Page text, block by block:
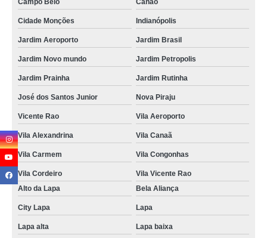
Campo Belo Canão
Cidade Monções Indianópolis
Jardim Aeroporto Jardim Brasil
Jardim Novo mundo Jardim Petropolis
Jardim Prainha Jardim Rutinha
José dos Santos Junior Nova Piraju
Vicente Rao Vila Aeroporto
Vila Alexandrina Vila Canaã
Vila Carmem Vila Congonhas
Vila Cordeiro
Vila Vicente Rao
Alto da Lapa
Bela Aliança
City Lapa Lapa
Lapa alta Lapa baixa